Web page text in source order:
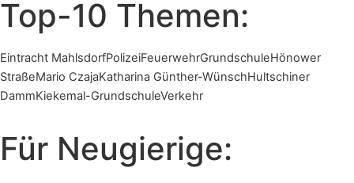
Top-10 Themen:
Eintracht MahlsdorfPolizeiFeuerwehrGrundschuleHönower
StraßeMario CzajaKatharina Günther-WünschHultschiner
DammKiekemal-GrundschuleVerkehr
Für Neugierige: